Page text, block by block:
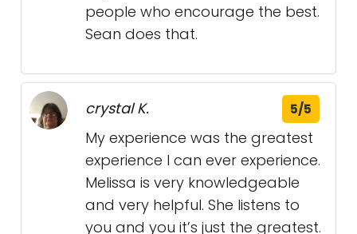
people who encourage the best.
Sean does that.
crystal K. 5/5
My experience was the greatest
experience I can ever experience.
Melissa is very knowledgeable
and very helpful. She listens to
you and you it’s just the greatest.